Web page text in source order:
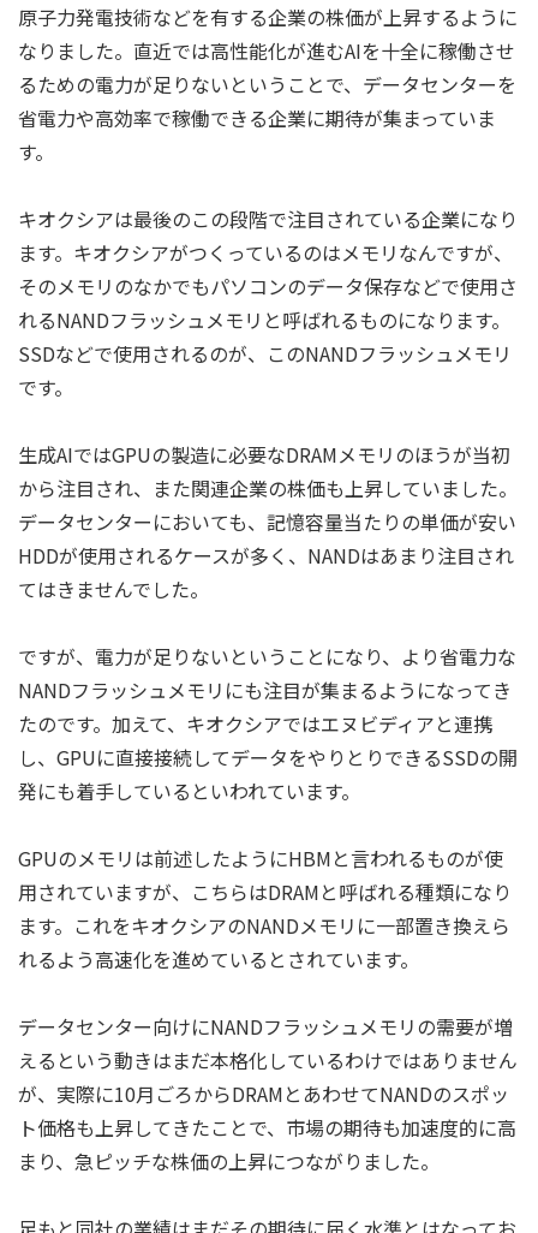
原子力発電技術などを有する企業の株価が上昇するように
なりました。直近では高性能化が進むAIを十全に稼働させ
るための電力が足りないということで、データセンターを
省電力や高効率で稼働できる企業に期待が集まっていま
す。
キオクシアは最後のこの段階で注目されている企業になり
ます。キオクシアがつくっているのはメモリなんですが、
そのメモリのなかでもパソコンのデータ保存などで使用さ
れるNANDフラッシュメモリと呼ばれるものになります。
SSDなどで使用されるのが、このNANDフラッシュメモリ
です。
生成AIではGPUの製造に必要なDRAMメモリのほうが当初
から注目され、また関連企業の株価も上昇していました。
データセンターにおいても、記憶容量当たりの単価が安い
HDDが使用されるケースが多く、NANDはあまり注目され
てはきませんでした。
ですが、電力が足りないということになり、より省電力な
NANDフラッシュメモリにも注目が集まるようになってき
たのです。加えて、キオクシアではエヌビディアと連携
し、GPUに直接接続してデータをやりとりできるSSDの開
発にも着手しているといわれています。
GPUのメモリは前述したようにHBMと言われるものが使
用されていますが、こちらはDRAMと呼ばれる種類になり
ます。これをキオクシアのNANDメモリに一部置き換えら
れるよう高速化を進めているとされています。
データセンター向けにNANDフラッシュメモリの需要が増
えるという動きはまだ本格化しているわけではありません
が、実際に10月ごろからDRAMとあわせてNANDのスポッ
ト価格も上昇してきたことで、市場の期待も加速度的に高
まり、急ピッチな株価の上昇につながりました。